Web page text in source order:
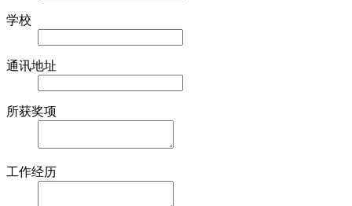
学校
通讯地址
所获奖项
工作经历